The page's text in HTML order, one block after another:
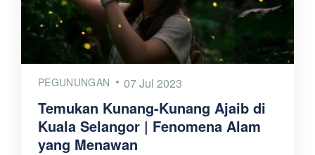
PEGUNUNGAN 07 Jul 2023
Temukan Kunang-Kunang Ajaib di
Kuala Selangor | Fenomena Alam
yang Menawan